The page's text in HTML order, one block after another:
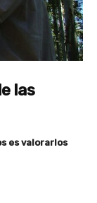
las
es valorarlos